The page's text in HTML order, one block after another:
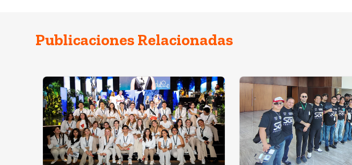
Publicaciones Relacionadas